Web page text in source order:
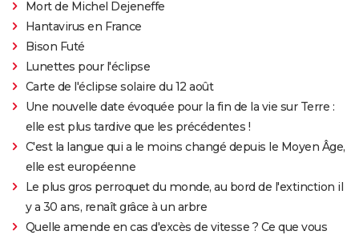
annonce, seance, streaming...
Les Passagers de la nuit
"Babylon" : critiques, séances, avis, casting,
streaming, bande-annonce...
Rocky
La chambre d'à côté : faut-il voir le dernier Pedro
Almodóvar ? Ce qu'en disent les critiques presse
The Whale
Le Comte de Monte-Cristo : le film avec Pierre Niney
est-il inspiré d'une histoire vraie ?
Mort de Michel Dejeneffe
Hantavirus en France
Bison Futé
Lunettes pour l'éclipse
Carte de l'éclipse solaire du 12 août
Une nouvelle date évoquée pour la fin de la vie sur Terre :
elle est plus tardive que les précédentes !
C'est la langue qui a le moins changé depuis le Moyen Âge,
elle est européenne
Le plus gros perroquet du monde, au bord de l'extinction il
y a 30 ans, renaît grâce à un arbre
Quelle amende en cas d'excès de vitesse ? Ce que vous